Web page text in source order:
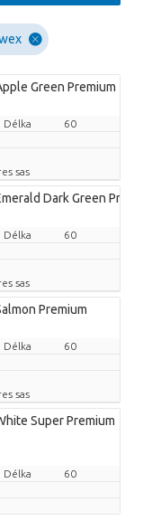
Green Premium
Délka
60
sas
Dark Green
Délka
60
sas
Premium
Délka
60
sas
Super Premium
Délka
60